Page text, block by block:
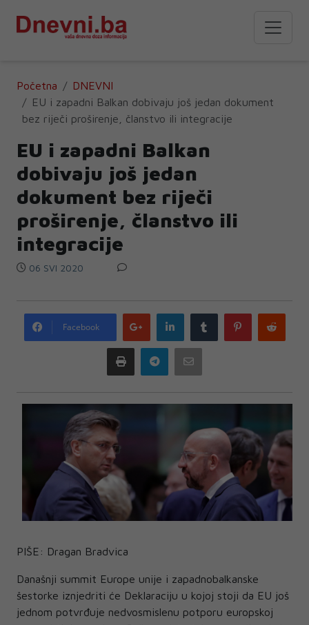
Početna
DNEVNI
EU i zapadni Balkan dobivaju još jedan dokument
bez riječi proširenje, članstvo ili integracije
EU i zapadni Balkan
dobivaju još jedan
dokument bez riječi
proširenje, članstvo ili
integracije
06 SVI 2020
Facebook
Google
plus
LinkedIn Tumblr Pinterest
Print Telegram
PIŠE: Dragan Bradvica
Današnji summit Europe unije i zapadnobalkanske
šestorke iznjedriti će Deklaraciju u kojoj stoji da EU još
jednom potvrđuje nedvosmislenu potporu europskoj